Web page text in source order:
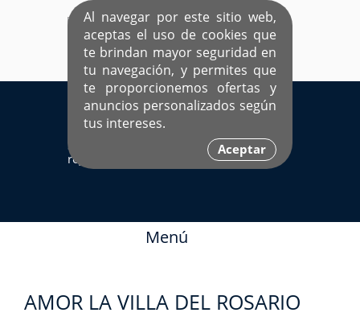
Al navegar por este sitio web,
aceptas el uso de cookies que
te brindan mayor seguridad en
tu navegación, y permites que
te proporcionemos ofertas y
anuncios personalizados según
tus intereses.
Aceptar
EL ÚNICO SITIO DEDICADO A SOLTEROS
HISPANOS COMO TÚ
Ingresa aquí
Sí ya estás
registrado
Menú
AMOR LA VILLA DEL ROSARIO